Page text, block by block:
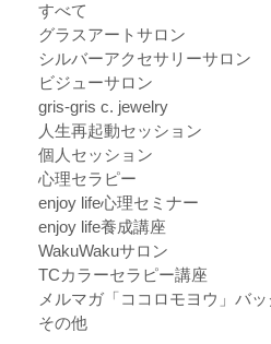
すべて
グラスアートサロン
シルバーアクセサリーサロン
ビジューサロン
gris-gris c. jewelry
人生再起動セッション
個人セッション
心理セラピー
enjoy life心理セミナー
enjoy life養成講座
WakuWakuサロン
TCカラーセラピー講座
メルマガ「ココロモヨウ」バ
その他